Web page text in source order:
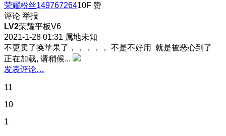
荣耀粉丝14976726410F 赞
评论 举报
LV2荣耀平板V6
2021-1-28 01:31 属地未知
不更卖了换苹果了，，，，， 不是不好用 就是被恶心到了
正在加载, 请稍候...
发表评论…
11
10
1